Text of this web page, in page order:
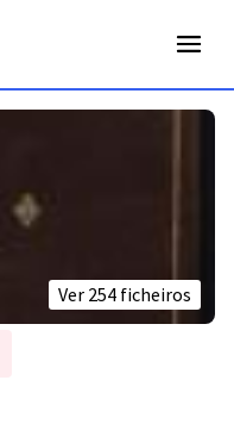
Ver 254 ficheiros